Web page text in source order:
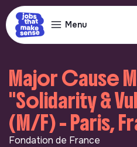
Menu
Major Cause
"Solidarity &
(M/F) - Paris,
Fondation de France